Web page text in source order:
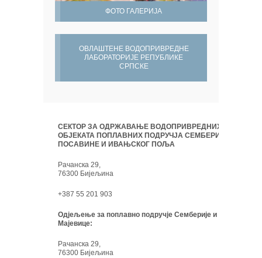
ФОТО ГАЛЕРИЈА
ОВЛАШТЕНЕ ВОДОПРИВРЕДНЕ
ЛАБОРАТОРИЈЕ РЕПУБЛИКЕ
СРПСКЕ
СЕКТОР ЗА ОДРЖАВАЊЕ ВОДОПРИВРЕДНИХ
ОБЈЕКАТА ПОПЛАВНИХ ПОДРУЧЈА СЕМБЕРИЈЕ,
ПОСАВИНЕ И ИВАЊСКОГ ПОЉА
Рачанска 29,
76300 Бијељина
+387 55 201 903
Одјељење за поплавно подручје Семберије и
Мајевице:
Рачанска 29,
76300 Бијељина